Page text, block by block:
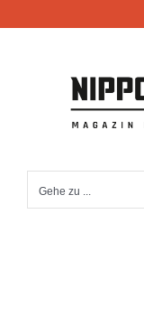
Inhalt
Gehe zu ...